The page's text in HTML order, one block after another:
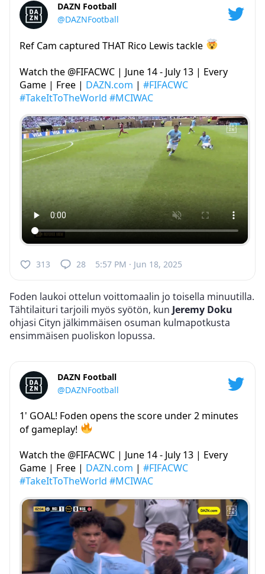
DAZN Football
@DAZNFootball
Ref Cam captured THAT Rico Lewis tackle
Watch the @FIFACWC | June 14 - July 13 | Every
Game | Free | DAZN.com | #FIFACWC
#TakeItToTheWorld #MCIWAC
313 28 5:57 PM · Jun 18, 2025
Foden laukoi ottelun voittomaalin jo toisella minuutilla.
Tähtilaituri tarjoili myös syötön, kun Jeremy Doku
ohjasi Cityn jälkimmäisen osuman kulmapotkusta
ensimmäisen puoliskon lopussa.
DAZN Football
@DAZNFootball
1' GOAL! Foden opens the score under 2 minutes
of gameplay!
Watch the @FIFACWC | June 14 - July 13 | Every
Game | Free | DAZN.com | #FIFACWC
#TakeItToTheWorld #MCIWAC